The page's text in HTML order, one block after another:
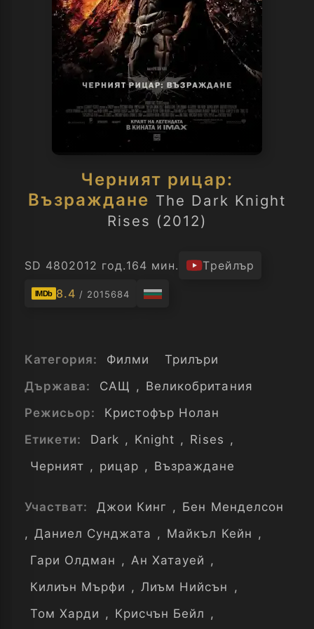
Черният рицар:
Възраждане The Dark Knight
Rises (2012)
SD 4802012 год.164 мин. Трейлър
IMDb 8.4 / 2015684
Категория: Филми
Трилъри
Държава:
САЩ , Великобритания
Режисьор:
Кристофър Нолан
Етикети:
Dark , Knight , Rises ,
Черният , рицар , Възраждане
Участват: Джои Кинг , Бен Менделсон
, Даниел Сунджата , Майкъл Кейн ,
Гари Олдман , Ан Хатауей ,
Килиън Мърфи , Лиъм Нийсън ,
Том Харди , Крисчън Бейл ,